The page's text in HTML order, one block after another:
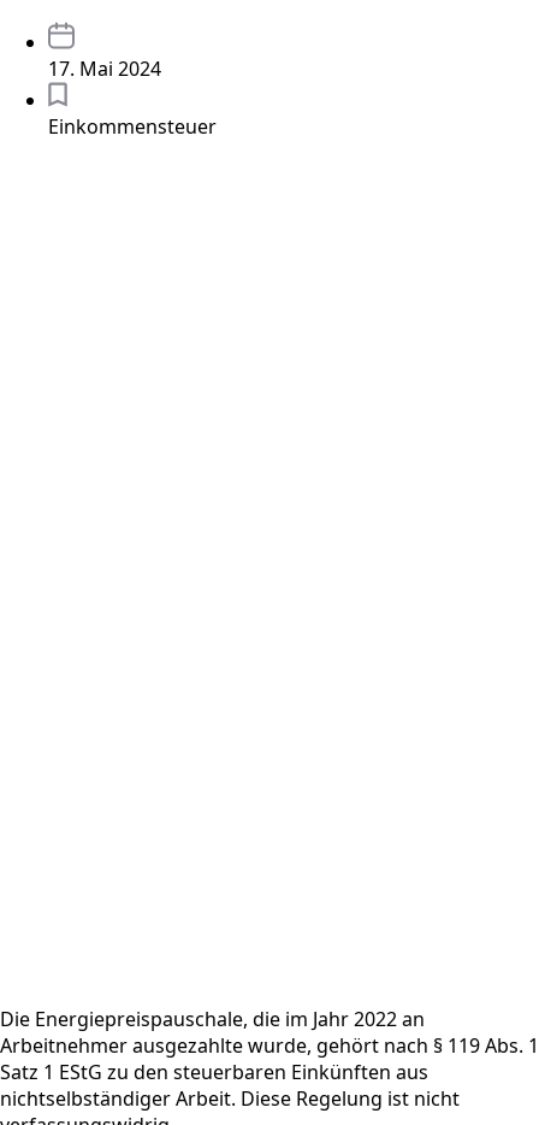
17. Mai 2024
Einkommensteuer
Die Energiepreispauschale, die im Jahr 2022 an
Arbeitnehmer ausgezahlte wurde, gehört nach § 119 Abs. 1
Satz 1 EStG zu den steuerbaren Einkünften aus
nichtselbständiger Arbeit. Diese Regelung ist nicht